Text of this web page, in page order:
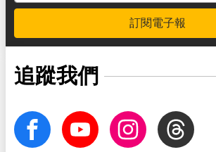
訂閱電子報
追蹤我們
facebook Youtube InstagramThreads